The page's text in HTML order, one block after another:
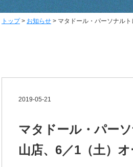
トップ> お知らせ > マタドール・パーソナル
2019-05-21
マタドール・パー
山店、6／1（土）